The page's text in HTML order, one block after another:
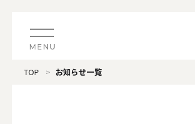
MENU
TOP お知らせ一覧